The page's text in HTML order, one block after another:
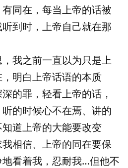
同在，每当上帝的话被
到时，上帝自己就在那
我之前一直以为只是上
明白上帝话语的本质
的罪，轻看上帝的话，
的时候心不在焉、讲的
道上帝的大能要改变
相信、上帝的同在要保
看着我，忍耐我…但他不